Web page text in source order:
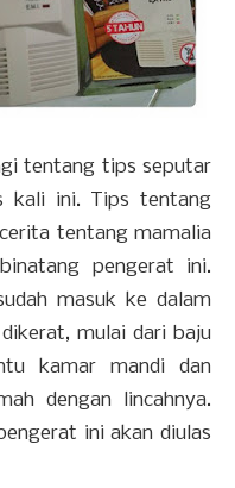
tentang tips seputar
kali ini. Tips tentang
tentang mamalia
pengerat ini.
masuk ke dalam
mulai dari baju
kamar mandi dan
dengan lincahnya.
ini akan diulas